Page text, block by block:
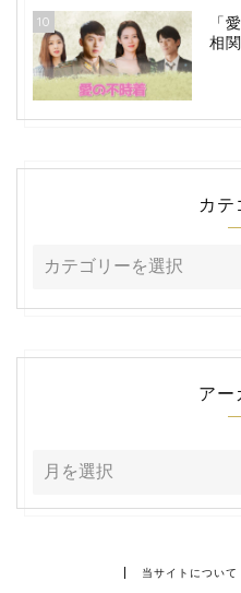
10
「
相
カテ
アー
当サイトについて